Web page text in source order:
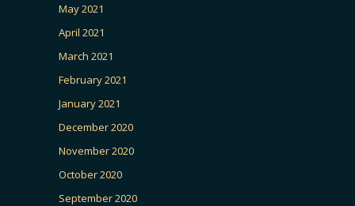
May 2021
April 2021
March 2021
February 2021
January 2021
December 2020
November 2020
October 2020
September 2020